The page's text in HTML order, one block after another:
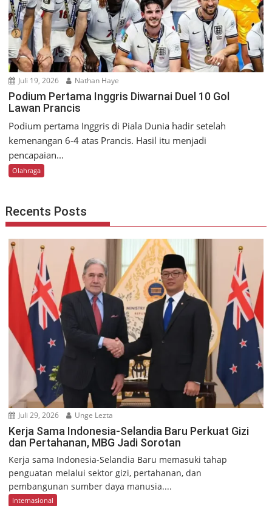
Juli 19, 2026 Nathan Haye
Podium Pertama Inggris Diwarnai Duel 10 Gol
Lawan Prancis
Podium pertama Inggris di Piala Dunia hadir setelah
kemenangan 6-4 atas Prancis. Hasil itu menjadi
pencapaian...
Olahraga
Recents Posts
Juli 29, 2026 Unge Lezta
Kerja Sama Indonesia-Selandia Baru Perkuat Gizi
dan Pertahanan, MBG Jadi Sorotan
Kerja sama Indonesia-Selandia Baru memasuki tahap
penguatan melalui sektor gizi, pertahanan, dan
pembangunan sumber daya manusia....
Internasional